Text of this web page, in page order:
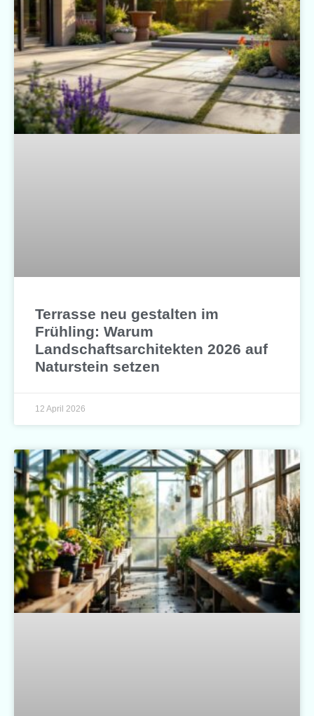
Terrasse neu gestalten im
Frühling: Warum
Landschaftsarchitekten 2026 auf
Naturstein setzen
12 April 2026